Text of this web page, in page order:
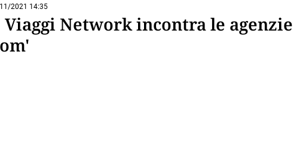
2021 14:35
Network incontra le agenzie